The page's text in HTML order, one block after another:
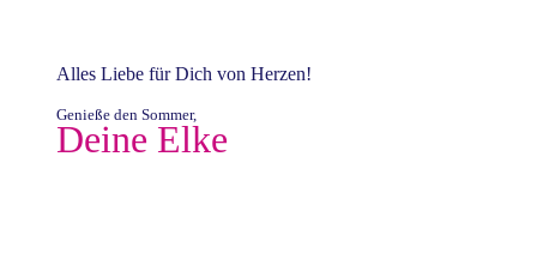
Alles Liebe für Dich von Herzen!
Genieße den Sommer,
Deine Elke